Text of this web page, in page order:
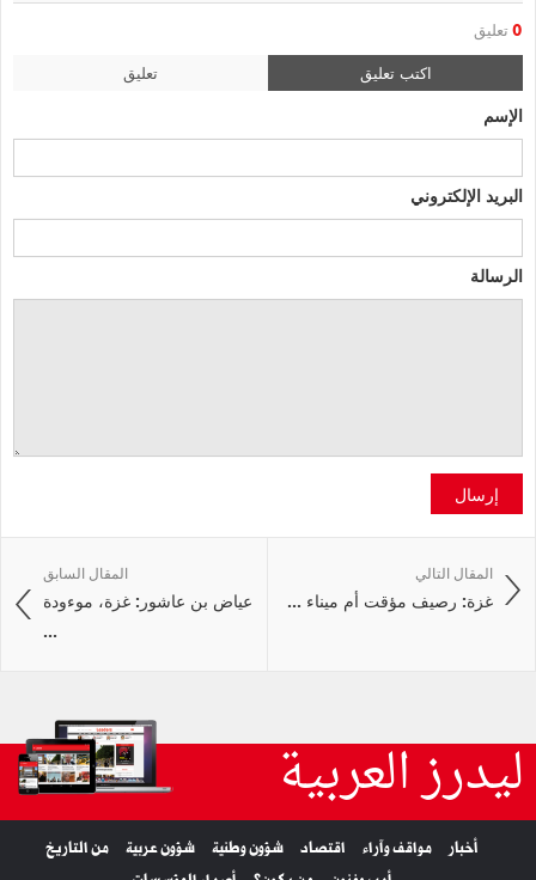
0 تعليق
اكتب تعليق تعليق
الإسم
البريد الإلكتروني
الرسالة
إرسال
المقال السابق
عياض بن عاشور: غزة، موءودة
...
المقال التالي
غزة: رصيف مؤقت أم ميناء ...
ليدرز العربية
أخبار مواقف وآراء اقتصاد شؤون وطنية شؤون عربية
من التاريخ